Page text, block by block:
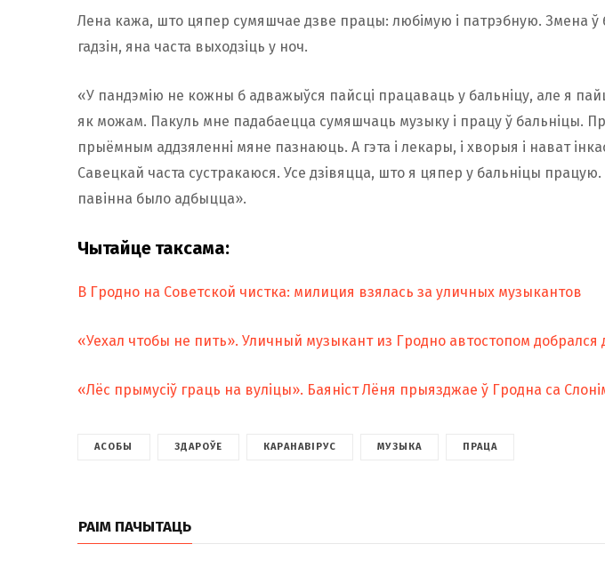
Лена кажа, што цяпер сумяшчае дзве працы: любімую і патрэбную. Змена ў
гадзін, яна часта выходзіць у ноч.
«У пандэмію не кожны б адважыўся пайсці працаваць у бальніцу, але я
як можам. Пакуль мне падабаецца сумяшчаць музыку і працу ў бальніцы.
прыёмным аддзяленні мяне пазнаюць. А гэта і лекары, і хворыя і нават
Савецкай часта сустракаюся. Усе дзівяцца, што я цяпер у бальніцы працую.
павінна было адбыцца».
Чытайце таксама:
В Гродно на Советской чистка: милиция взялась за уличных музыкантов
«Уехал чтобы не пить». Уличный музыкант из Гродно автостопом добрался
«Лёс прымусіў граць на вуліцы». Баяніст Лёня прыязджае ў Гродна са
АСОБЫ ЗДАРОЎЕ КАРАНАВІРУС МУЗЫКА ПРАЦА
РАІМ ПАЧЫТАЦЬ